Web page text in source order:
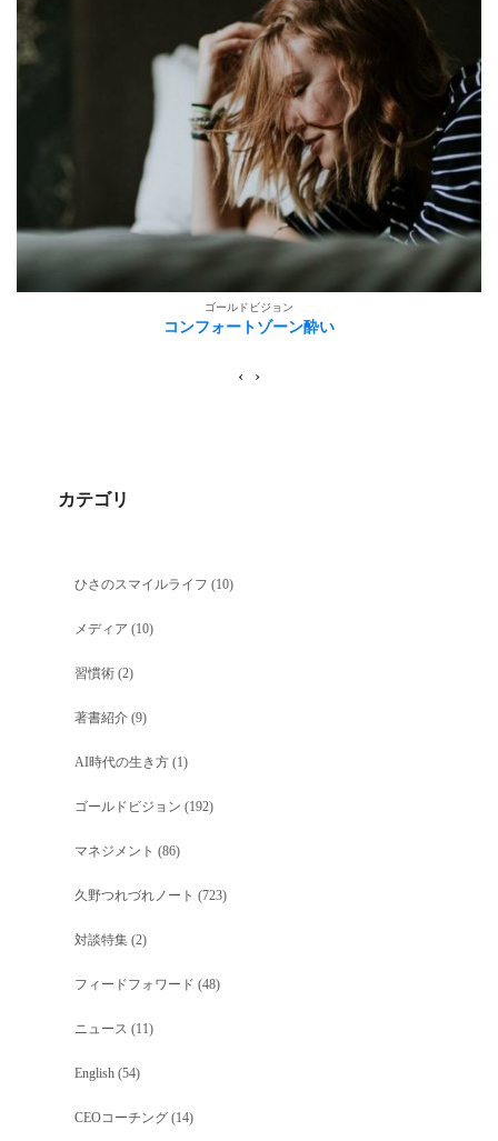
ゴールドビジョン
コンフォートゾーン酔い
‹ ›
カテゴリ
ひさのスマイルライフ (10)
メディア (10)
習慣術(2)
著書紹介(9)
AI時代の生き方(1)
ゴールドビジョン (192)
マネジメント (86)
久野つれづれノート (723)
対談特集(2)
フィードフォワード (48)
ニュース (11)
English(54)
CEOコーチング(14)